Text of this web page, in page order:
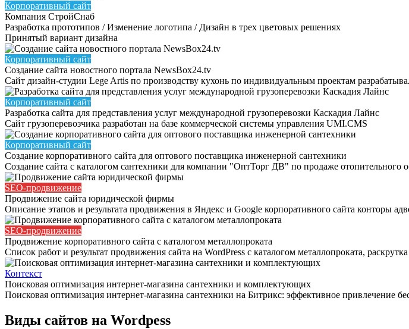
Корпоративный сайт
Компания СтройСнаб
Разработка прототипов / Изменение логотипа / Дизайн в трех цветовых решениях
Принятый вариант дизайна
Корпоративный сайт
Создание сайта новостного портала NewsBox24.tv
Сайт дизайн-студии Lege Artis по производству кухонь по индивидуальным проектам
Корпоративный сайт
Разработка сайта для представления услуг международной грузоперевозки Каскадия Лайнс
Сайт грузоперевозчика разработан на базе коммерческой системы управления UMI.CMS
Корпоративный сайт
Создание корпоративного сайта для оптового поставщика инженерной сантехники
Создание сайта с каталогом сантехники для компании "ОптТорг ДВ" по продаже отопительного
SEO-продвижение
Продвижение сайта юридической фирмы
Описание этапов и результата продвижения в Яндекс и Google корпоративного сайта конторы
SEO-продвижение
Продвижение корпоративного сайта с каталогом металлопроката
Список работ и результат продвижения сайта на WordPress с каталогом металлопроката,
Контекст
Поисковая оптимизация интернет-магазина сантехники и комплектующих
Поисковая оптимизация интернет-магазина сантехники на Битрикс: эффективное привлечение
Виды сайтов на Wordpess